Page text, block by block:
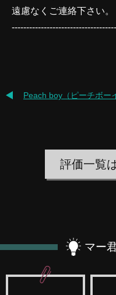
遠慮なくご連絡下さい。
Peach boy（ピーチボー
評価一覧
マー